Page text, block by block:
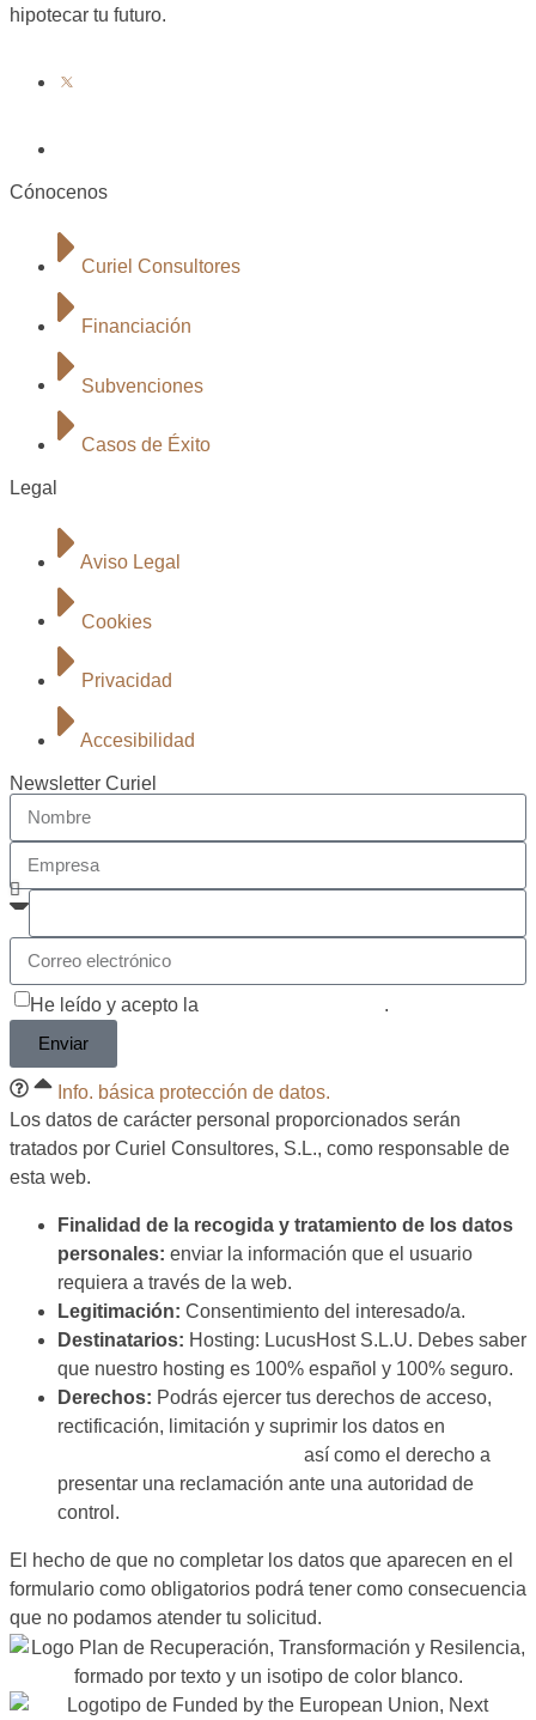
hipotecar tu futuro.
Cónocenos
Curiel Consultores
Financiación
Subvenciones
Casos de Éxito
Legal
Aviso Legal
Cookies
Privacidad
Accesibilidad
Newsletter Curiel
He leído y acepto la
.
Enviar
Info. básica protección de datos.
Los datos de carácter personal proporcionados serán
tratados por Curiel Consultores, S.L., como responsable de
esta web.
Finalidad de la recogida y tratamiento de los datos
personales: enviar la información que el usuario
requiera a través de la web.
Legitimación: Consentimiento del interesado/a.
Destinatarios: Hosting: LucusHost S.L.U. Debes saber
que nuestro hosting es 100% español y 100% seguro.
Derechos: Podrás ejercer tus derechos de acceso,
rectificación, limitación y suprimir los datos en
así como el derecho a
presentar una reclamación ante una autoridad de
control.
El hecho de que no completar los datos que aparecen en el
formulario como obligatorios podrá tener como consecuencia
que no podamos atender tu solicitud.